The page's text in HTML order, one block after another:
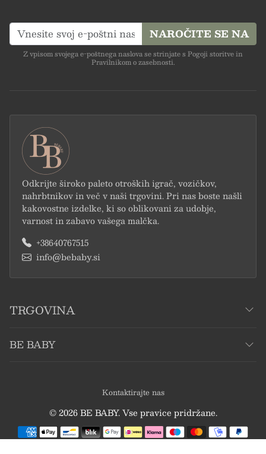
NAROČITE SE NA
Z vpisom svojega e-poštnega naslova se strinjate s Pogoji storitve in
Pravilnikom o zasebnosti.
Odkrijte široko paleto otroških igrač, vozičkov,
nahrbtnikov in več v naši trgovini. Pri nas boste našli
kakovostne izdelke, ki so oblikovani za udobje,
varnost in zabavo vašega malčka.
+38640767515
info@bebaby.si
TRGOVINA
BE BABY
Kontaktirajte nas
© 2026 BE BABY. Vse pravice pridržane.
Načini plačila